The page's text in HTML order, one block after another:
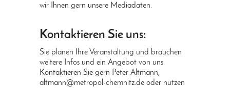
wir Ihnen gern unsere Mediadaten.
Kontaktieren Sie uns:
Sie planen Ihre Veranstaltung und brauchen
weitere Infos und ein Angebot von uns.
Kontaktieren Sie gern Peter Altmann,
altmann@metropol-chemnitz.de oder nutzen